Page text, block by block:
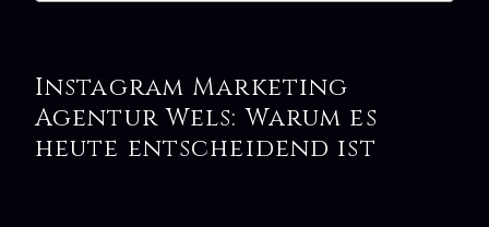
Instagram Marketing
Agentur Wels: Warum es
heute entscheidend ist